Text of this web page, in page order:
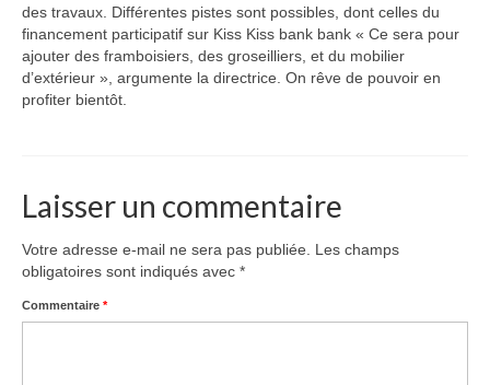
des travaux. Différentes pistes sont possibles, dont celles du
financement participatif sur Kiss Kiss bank bank « Ce sera pour
ajouter des framboisiers, des groseilliers, et du mobilier
d’extérieur », argumente la directrice. On rêve de pouvoir en
profiter bientôt.
Laisser un commentaire
Votre adresse e-mail ne sera pas publiée.
Les champs
obligatoires sont indiqués avec *
Commentaire *